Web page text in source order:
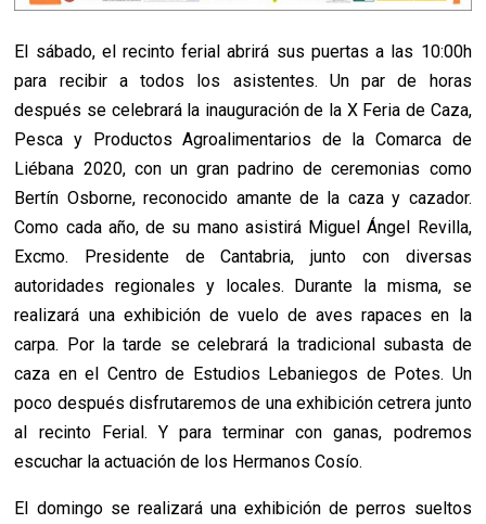
El sábado, el recinto ferial abrirá sus puertas a las 10:00h
para recibir a todos los asistentes. Un par de horas
después se celebrará la inauguración de la X Feria de Caza,
Pesca y Productos Agroalimentarios de la Comarca de
Liébana 2020, con un gran padrino de ceremonias como
Bertín Osborne, reconocido amante de la caza y cazador.
Como cada año, de su mano asistirá Miguel Ángel Revilla,
Excmo. Presidente de Cantabria, junto con diversas
autoridades regionales y locales. Durante la misma, se
realizará una exhibición de vuelo de aves rapaces en la
carpa. Por la tarde se celebrará la tradicional subasta de
caza en el Centro de Estudios Lebaniegos de Potes. Un
poco después disfrutaremos de una exhibición cetrera junto
al recinto Ferial. Y para terminar con ganas, podremos
escuchar la actuación de los Hermanos Cosío.
El domingo se realizará una exhibición de perros sueltos